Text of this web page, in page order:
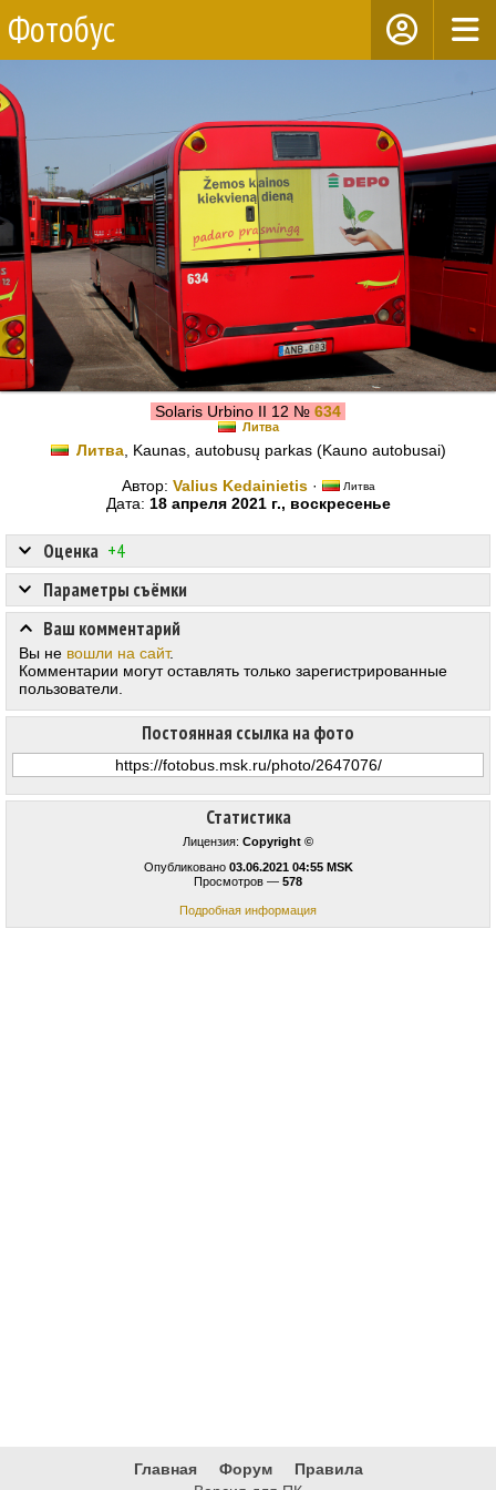
Фотобус
Solaris Urbino II 12 № 634
Литва
Литва, Kaunas, autobusų parkas (Kauno autobusai)
Автор: Valius Kedainietis· Литва
Дата: 18 апреля 2021 г., воскресенье
Статистика
Лицензия: Copyright ©
Опубликовано 03.06.2021 04:55 MSK
Просмотров — 578
Подробная информация
Оценка +4
Постоянная ссылка на фото
Параметры съёмки
Ваш комментарий
Вы не вошли на сайт.
Комментарии могут оставлять только зарегистрированные
пользователи.
Главная Форум
Правила